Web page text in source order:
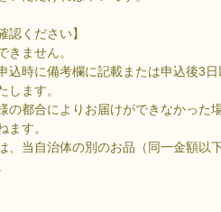
認ください】
きません。
込時に備考欄に記載または申込後3
します。
の都合によりお届けができなかった
ます。
、当自治体の別のお品（同一金額以